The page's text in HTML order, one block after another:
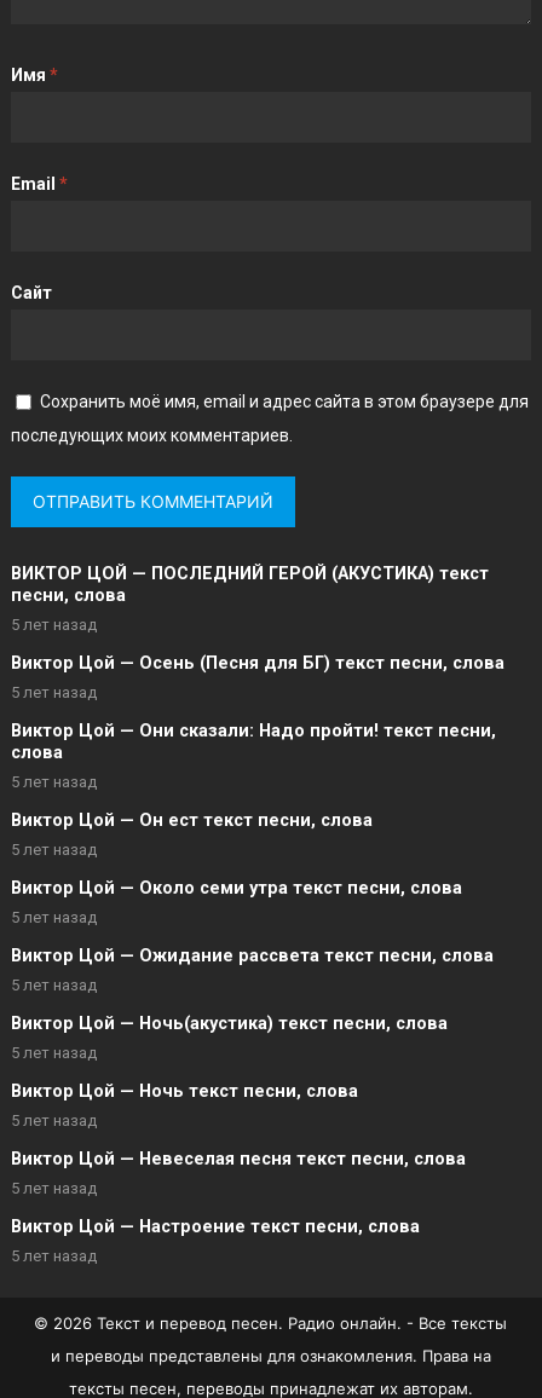
Имя *
Email *
Сайт
Сохранить моё имя, email и адрес сайта в этом браузере для
последующих моих комментариев.
ВИКТОР ЦОЙ — ПОСЛЕДНИЙ ГЕРОЙ (АКУСТИКА) текст
песни, слова
5 лет назад
Виктор Цой — Осень (Песня для БГ) текст песни, слова
5 лет назад
Виктор Цой — Они сказали: Надо пройти! текст песни,
слова
5 лет назад
Виктор Цой — Он ест текст песни, слова
5 лет назад
Виктор Цой — Около семи утра текст песни, слова
5 лет назад
Виктор Цой — Ожидание рассвета текст песни, слова
5 лет назад
Виктор Цой — Ночь(акустика) текст песни, слова
5 лет назад
Виктор Цой — Ночь текст песни, слова
5 лет назад
Виктор Цой — Невеселая песня текст песни, слова
5 лет назад
Виктор Цой — Настроение текст песни, слова
5 лет назад
© 2026 Текст и перевод песен. Радио онлайн. - Все тексты
и переводы представлены для ознакомления. Права на
тексты песен, переводы принадлежат их авторам.